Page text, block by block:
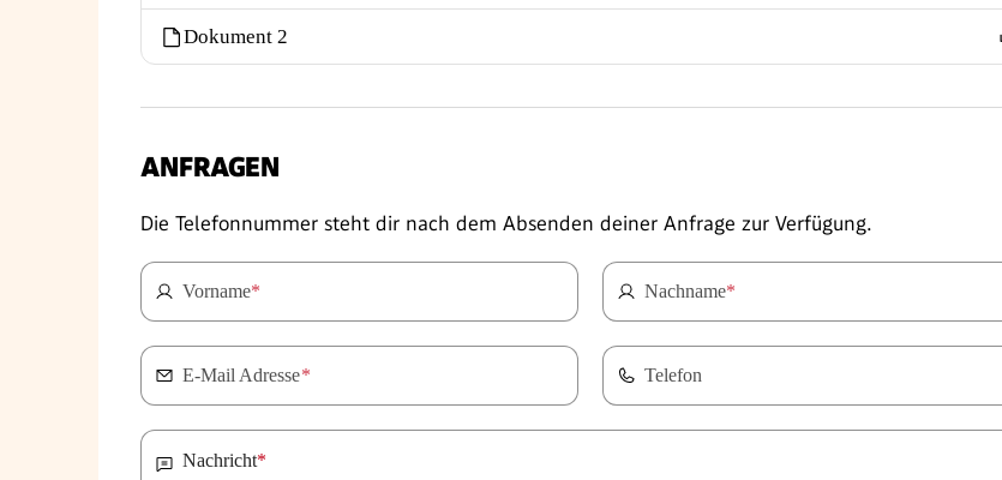
Dokument 2
ANFRAGEN
Die Telefonnummer steht dir nach dem Absenden deiner Anfrage zur Verfügung.
Vorname* Nachname*
E-Mail Adresse* Telefon
Nachricht*